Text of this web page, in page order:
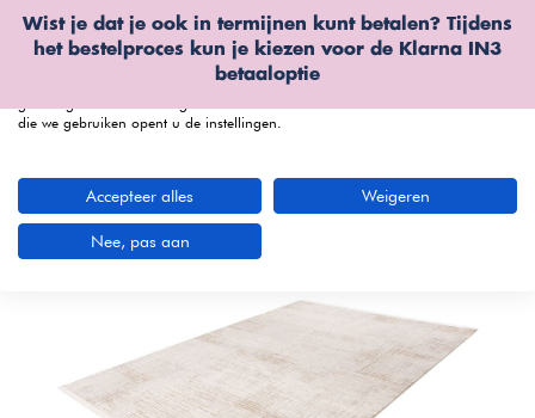
Wist je dat je ook in termijnen kunt betalen? Tijdens
het bestelproces kun je kiezen voor de Klarna IN3
betaaloptie
Wij gebruiken cookies
We kunnen deze plaatsen voor analyse van onze bezoekersgegevens, om
onze website te verbeteren, gepersonaliseerde inhoud te tonen en om u een
die we gebruiken opent u de instellingen.
Accepteer alles Weigeren
Nee, pas aan